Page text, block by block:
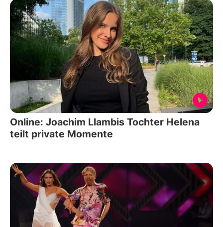
Online: Joachim Llambis Tochter Helena
teilt private Momente